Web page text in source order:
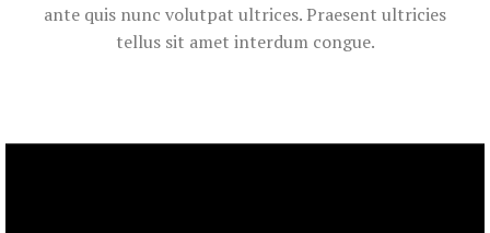
ante quis nunc volutpat ultrices. Praesent ultricies
tellus sit amet interdum congue.